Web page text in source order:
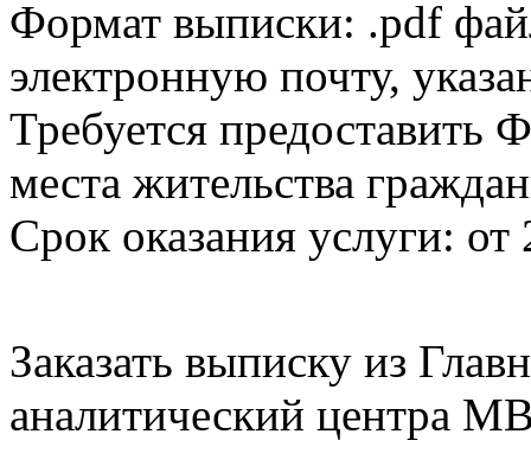
Формат выписки: .pdf
электронную почту,
Требуется
места жительства
Срок оказания услуги: от
Заказать выписку из
аналитический центра